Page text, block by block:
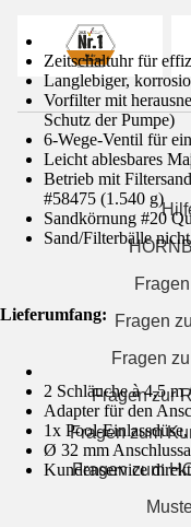
Zeitschaltuhr für
Langlebiger,
Vorfilter mit
Schutz der Pumpe)
6-Wege-Ventil für
Leicht ablesbares
Betrieb mit
#58475 (1.540 g)
Sandkörnung #20
Sand/Filterbälle
Lieferumfang:
2 Schläuche à 4,5
Adapter für den
1x Pool-
Ø 32 mm
Kundenservice
Fragen
Fragen
Fragen zur
Fragen zum
Fragen zum